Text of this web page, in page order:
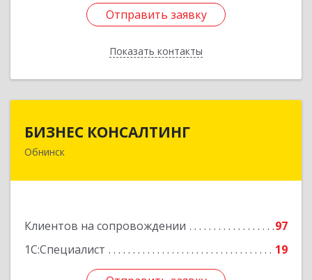
Отправить заявку
Показать контакты
Отправить заявку
Назад
БИЗНЕС КОНСАЛТИНГ
Обнинск
Клиентов на сопровождении
97
1С:Специалист
19
249032, Калужская обл, Обнинск г, Курчатова ул,